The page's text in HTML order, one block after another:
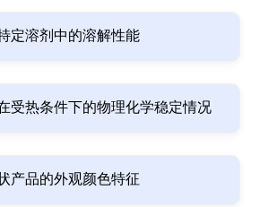
定溶剂中的溶解性能
受热条件下的物理化学稳定情况
产品的外观颜色特征